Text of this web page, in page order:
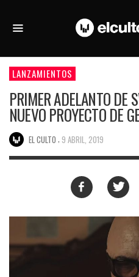
LANZAMIENTOS
PRIMER ADELANTO DE
NUEVO PROYECTO DE
EL CULTO 9 ABRIL, 2019